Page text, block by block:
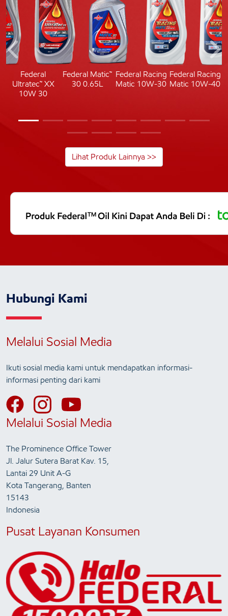
Federal
Ultratec™ XX
10W 30
Federal Matic™
30 0.65L
Federal Racing
Matic 10W-30
Federal Racing
Matic 10W-40
Lihat Produk Lainnya >>
Hubungi Kami
Melalui Sosial Media
Ikuti sosial media kami untuk mendapatkan informasi-
informasi penting dari kami
Melalui Sosial Media
The Prominence Office Tower
Jl. Jalur Sutera Barat Kav. 15,
Lantai 29 Unit A-G
Kota Tangerang, Banten
15143
Indonesia
Pusat Layanan Konsumen